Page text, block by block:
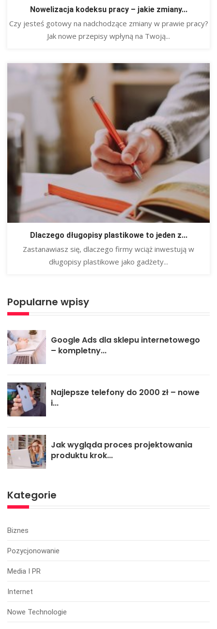
Nowelizacja kodeksu pracy – jakie zmiany...
​Czy jesteś gotowy na nadchodzące zmiany w prawie pracy?
Jak nowe przepisy wpłyną na Twoją...
Dlaczego długopisy plastikowe to jeden z...
Zastanawiasz się, dlaczego firmy wciąż inwestują w
długopisy plastikowe jako gadżety...
Popularne wpisy
Google Ads dla sklepu internetowego
– kompletny...
Najlepsze telefony do 2000 zł – nowe
i...
Jak wygląda proces projektowania
produktu krok...
Kategorie
Biznes
Pozycjonowanie
Media I PR
Internet
Nowe Technologie